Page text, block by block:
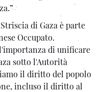
di Gaza è parte
Occupato.
di unificare
sotto l'Autorità
il diritto del popolo
incluso il diritto al